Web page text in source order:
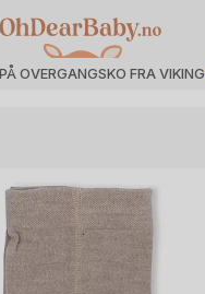
OVERGANGSKO FRA VIKING